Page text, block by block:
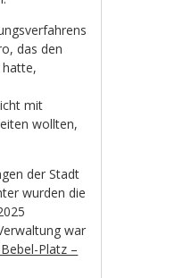
das den
mit
wollten,
der Stadt
wurden die
war
Platz –